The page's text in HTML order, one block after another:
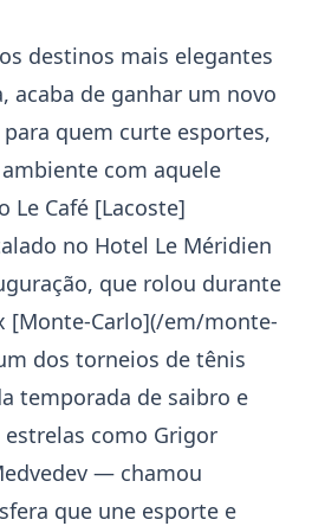
destinos mais elegantes
acaba de ganhar um novo
quem curte esportes,
com aquele
Le Café [Lacoste]
no Hotel Le Méridien
que rolou durante
[Monte-Carlo](/em/monte-
dos torneios de tênis
temporada de saibro e
como Grigor
— chamou
que une esporte e